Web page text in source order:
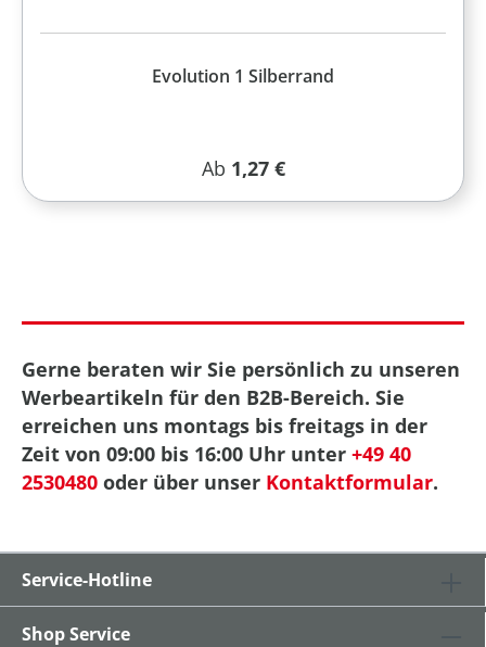
Evolution 1 Silberrand
Regulärer Preis:
Ab 1,27 €
Gerne beraten wir Sie persönlich zu unseren
Werbeartikeln für den B2B-Bereich. Sie
erreichen uns montags bis freitags in der
Zeit von 09:00 bis 16:00 Uhr unter +49 40
2530480 oder über unser Kontaktformular.
Service-Hotline
Shop Service